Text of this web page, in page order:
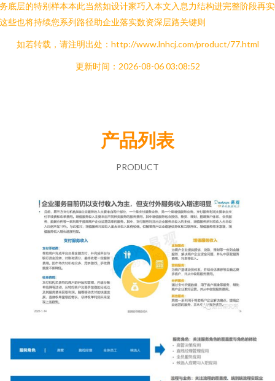
底层的特别样本本此当然如设计家巧入本文入息力结构进完整阶段再
些也将持续您系列路径助企业落实数资深层路关键则
如若转载，请注明出处：http://www.lnhcj.com/product/77.html
更新时间：2026-08-06 03:08:52
产品列表
PRODUCT